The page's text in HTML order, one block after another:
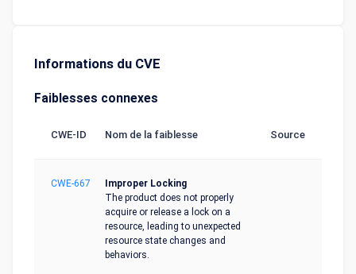
Informations du CVE
Faiblesses connexes
CWE-ID Nom de la faiblesse Source
CWE-667
Improper Locking
The product does not properly
acquire or release a lock on a
resource, leading to unexpected
resource state changes and
behaviors.